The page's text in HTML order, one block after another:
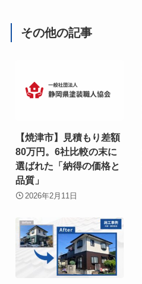
その他の記事
【焼津市】見積もり差額
80万円。6社比較の末に
選ばれた「納得の価格と
品質」
2026年2月11日